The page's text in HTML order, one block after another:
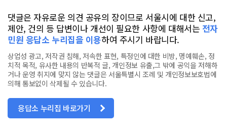
댓글은 자유로운 의견 공유의 장이므로 서울시에 대한 신고,
제안, 건의 등 답변이나 개선이 필요한 사항에 대해서는 전자
민원 응답소 누리집을 이용하여 주시기 바랍니다.
상업성 광고, 저작권 침해, 저속한 표현, 특정인에 대한 비방, 명예훼손, 정
치적 목적, 유사한 내용의 반복적 글, 개인정보 유출,그 밖에 공익을 저해하
거나 운영 취지에 맞지 않는 댓글은 서울특별시 조례 및 개인정보보호법에
의해 통보없이 삭제될 수 있습니다.
응답소 누리집 바로가기